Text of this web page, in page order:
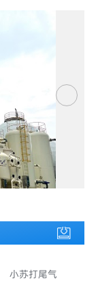
小苏打尾气